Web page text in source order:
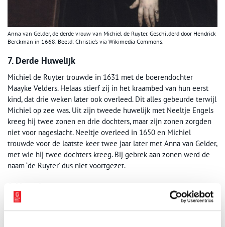
Anna van Gelder, de derde vrouw van Michiel de Ruyter. Geschilderd door Hendrick
Berckman in 1668. Beeld: Christie’s via Wikimedia Commons.
7. Derde Huwelijk
Michiel de Ruyter trouwde in 1631 met de boerendochter
Maayke Velders. Helaas stierf zij in het kraambed van hun eerst
kind, dat drie weken later ook overleed. Dit alles gebeurde terwijl
Michiel op zee was. Uit zijn tweede huwelijk met Neeltje Engels
kreeg hij twee zonen en drie dochters, maar zijn zonen zorgden
niet voor nageslacht. Neeltje overleed in 1650 en Michiel
trouwde voor de laatste keer twee jaar later met Anna van Gelder,
met wie hij twee dochters kreeg. Bij gebrek aan zonen werd de
naam ‘de Ruyter’ dus niet voortgezet.
8. Vijanden
Tussen de laatste twee Engels-Nederlandse oorlogen werd
Michiel tegen zijn zin thuisgehouden door Johan de Witt, om te